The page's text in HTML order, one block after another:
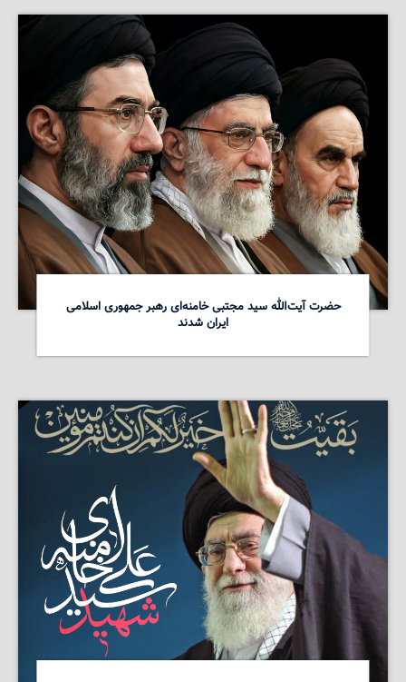
حضرت آیت‌الله سید مجتبی خامنه‌ای رهبر جمهوری اسلامی
ایران شدند